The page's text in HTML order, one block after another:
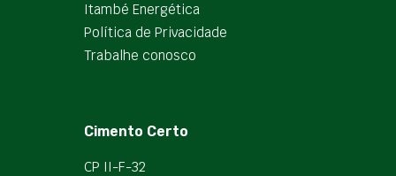
Itambé Energética
Política de Privacidade
Trabalhe conosco
Cimento Certo
CP II-F-32